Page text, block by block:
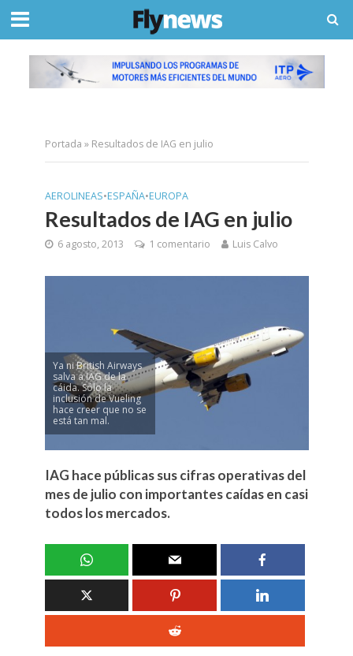
Portada » Resultados de IAG en julio
AEROLINEAS•ESPAÑA•EUROPA
Resultados de IAG en julio
6 agosto, 2013 1 comentario Luis Calvo
Ya ni British Airways
salva a IAG de la
cáida. Sólo la
inclusión de Vueling
hace creer que no se
está tan mal.
IAG hace públicas sus cifras operativas del
mes de julio con importantes caídas en casi
todos los mercados.